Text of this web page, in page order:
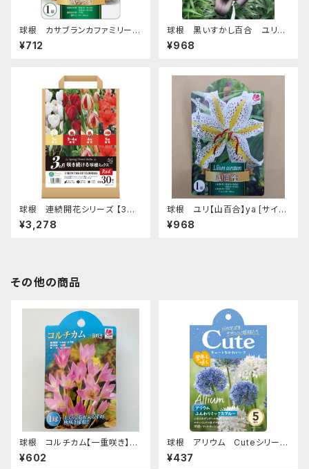
球根 カサブランカファミリー
ユリ【カサブランカ】ya [サイズ:
1球入り]
¥712
球根 黒いすかし百合 ユリ
【ブラックシップ】tk [サイズ: 2球
入り]
¥968
球根 連続開花シリーズ 【3ヵ
月 咲き続ける 球根ミックス レッ
ド】are [サイズ: 4種 30球入り]
¥3,278
球根 ユリ【山百合】ya [サイズ:
1球入り]
¥968
その他の商品
球根 コルチカム【一重咲き】ya
[サイズ: 1球入り]
¥602
球根 アリウム Cuteシリーズ
【ふんわりミックスブルー】are
[サイズ: 5球入り]
¥437